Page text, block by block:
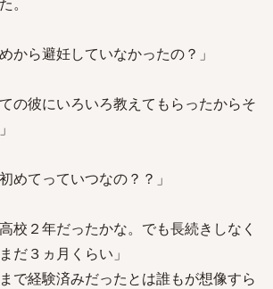
から避妊していなかったの？」
の彼にいろいろ教えてもらったからそ
めてっていつなの？？」
校２年だったかな。でも長続きしなく
だ３ヵ月くらい」
で経験済みだったとは誰もが想像すら